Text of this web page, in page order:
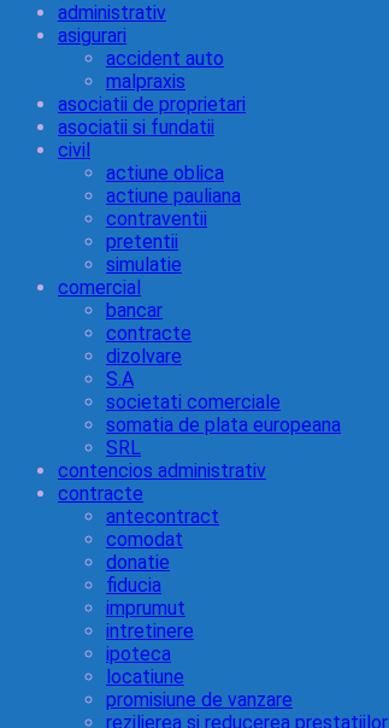
administrativ
asigurari
accident auto
malpraxis
asociatii de proprietari
asociatii si fundatii
civil
actiune oblica
actiune pauliana
contraventii
pretentii
simulatie
comercial
bancar
contracte
dizolvare
S.A
societati comerciale
somatia de plata europeana
SRL
contencios administrativ
contracte
antecontract
comodat
donatie
fiducia
imprumut
intretinere
ipoteca
locatiune
promisiune de vanzare
rezilierea si reducerea prestatiilor